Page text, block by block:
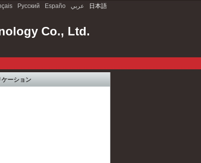
Русский Españo عربي 日本語
Co., Ltd.
ケーション